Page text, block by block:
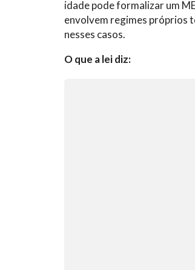
idade pode formalizar um
envolvem regimes próprios
nesses casos.
O que a lei diz: